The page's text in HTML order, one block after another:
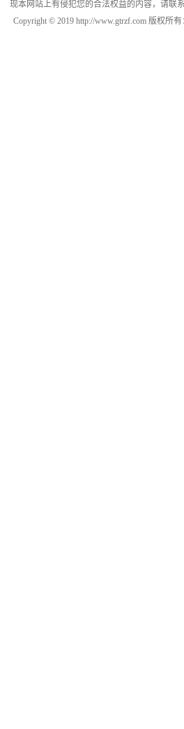
现本网站上有侵犯您的合法权益的内容，请联
Copyright © 2019 http://www.gtrzf.com 版权所